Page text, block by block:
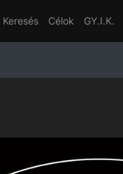
Keresés Célok GY.I.K.